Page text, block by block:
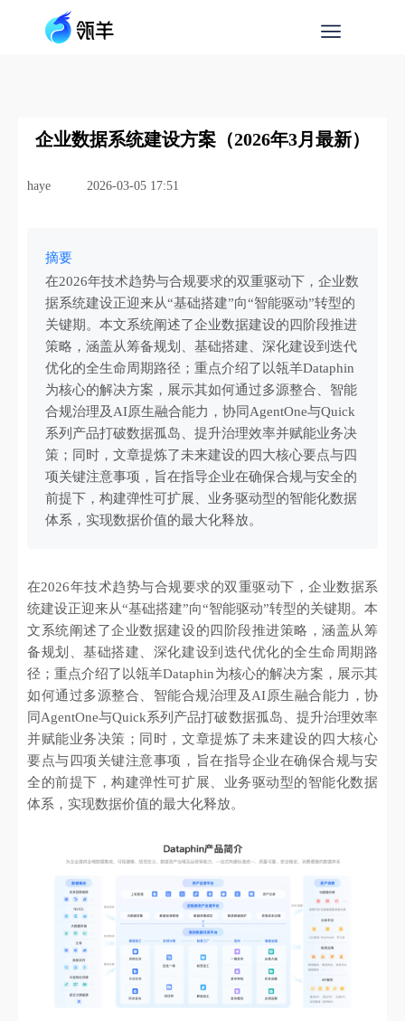
企业数据系统建设方案（2026年3月最新）
haye 2026-03-05 17:51
摘要
在2026年技术趋势与合规要求的双重驱动下，企业数
据系统建设正迎来从“基础搭建”向“智能驱动”转型的
关键期。本文系统阐述了企业数据建设的四阶段推进
策略，涵盖从筹备规划、基础搭建、深化建设到迭代
优化的全生命周期路径；重点介绍了以瓴羊Dataphin
为核心的解决方案，展示其如何通过多源整合、智能
合规治理及AI原生融合能力，协同AgentOne与Quick
系列产品打破数据孤岛、提升治理效率并赋能业务决
策；同时，文章提炼了未来建设的四大核心要点与四
项关键注意事项，旨在指导企业在确保合规与安全的
前提下，构建弹性可扩展、业务驱动型的智能化数据
体系，实现数据价值的最大化释放。
在2026年技术趋势与合规要求的双重驱动下，企业数据系
统建设正迎来从“基础搭建”向“智能驱动”转型的关键期。本
文系统阐述了企业数据建设的四阶段推进策略，涵盖从筹
备规划、基础搭建、深化建设到迭代优化的全生命周期路
径；重点介绍了以瓴羊Dataphin为核心的解决方案，展示其
如何通过多源整合、智能合规治理及AI原生融合能力，协
同AgentOne与Quick系列产品打破数据孤岛、提升治理效率
并赋能业务决策；同时，文章提炼了未来建设的四大核心
要点与四项关键注意事项，旨在指导企业在确保合规与安
全的前提下，构建弹性可扩展、业务驱动型的智能化数据
体系，实现数据价值的最大化释放。